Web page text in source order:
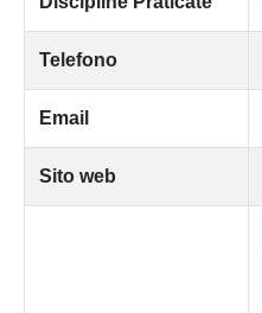
Telefono
Email
Sito web